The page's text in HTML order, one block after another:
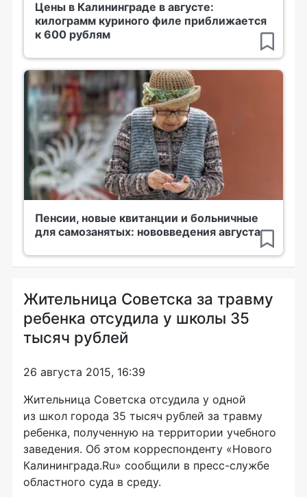
Цены в Калининграде в августе:
килограмм куриного филе приближается
к 600 рублям
Пенсии, новые квитанции и больничные
для самозанятых: нововведения августа
Жительница Советска за травму
ребенка отсудила у школы 35
тысяч рублей
26 августа 2015, 16:39
Жительница Советска отсудила у одной
из школ города 35 тысяч рублей за травму
ребенка, полученную на территории учебного
заведения. Об этом корреспонденту «Нового
Калининграда.Ru» сообщили в пресс-службе
областного суда в среду.